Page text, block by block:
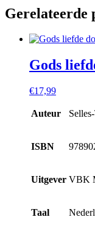
Gerelateerde
Gods
€17,99
Auteur
ISBN
Uitgever VBK
Taal